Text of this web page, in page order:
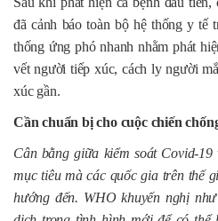
đã cảnh báo toàn bộ hệ thống y tế
thống ứng phó nhanh nhằm phát
vết người tiếp xúc, cách ly người
xúc gần.
Cần chuẩn bị cho cuộc chiến
Cân bằng giữa kiểm soát Covid-
mục tiêu mà các quốc gia trên thế
hướng đến. WHO khuyến nghị